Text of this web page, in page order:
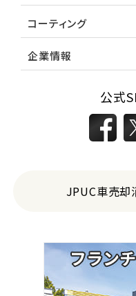
コーティング
企業情報
公式
JPUC車売却